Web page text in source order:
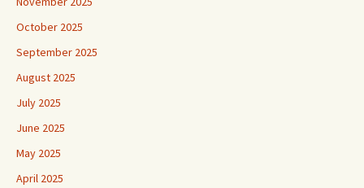
October 2025
September 2025
August 2025
July 2025
June 2025
May 2025
April 2025